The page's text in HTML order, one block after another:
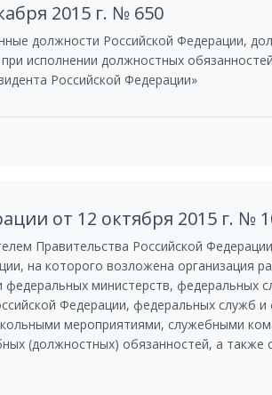
2015 г. № 650
должности Российской Федерации,
исполнении должностных
Российской Федерации»
от 12 октября 2015 г. №
Правительства Российской
на которого возложена организация
министерств, федеральных
Федерации, федеральных служб и
мероприятиями, служебными
(должностных) обязанностей, а также